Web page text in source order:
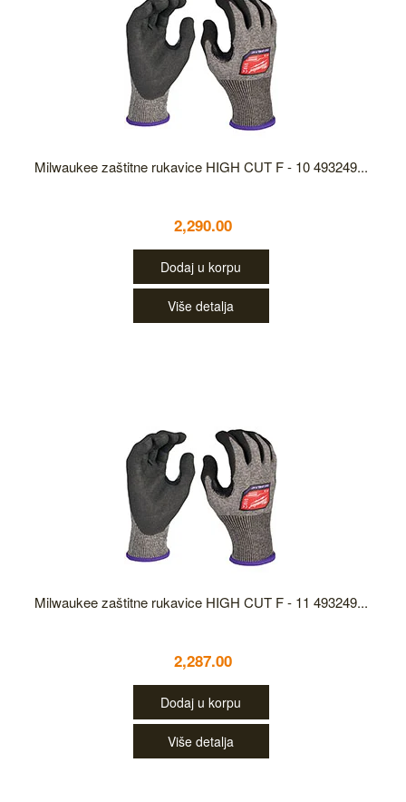
Milwaukee zaštitne rukavice HIGH CUT F - 10 493249...
2,290.00
Dodaj u korpu
Više detalja
Milwaukee zaštitne rukavice HIGH CUT F - 11 493249...
2,287.00
Dodaj u korpu
Više detalja